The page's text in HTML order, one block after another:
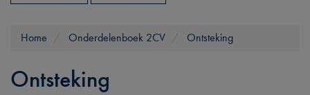
Home Onderdelenboek 2CV Ontsteking
Ontsteking